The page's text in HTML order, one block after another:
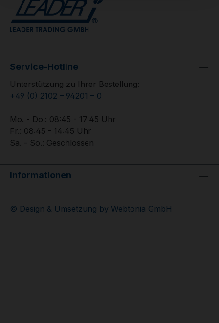
Service-Hotline
Unterstützung zu Ihrer Bestellung:
+49 (0) 2102 – 94201 – 0
Mo. - Do.: 08:45 - 17:45 Uhr
Fr.: 08:45 - 14:45 Uhr
Sa. - So.: Geschlossen
Informationen
© Design & Umsetzung by Webtonia GmbH